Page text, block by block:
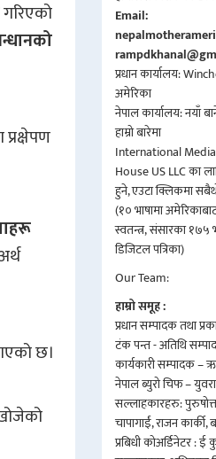
गरिएको
छ।
Email:
प्रधान कार्यालय:
अमेरिका
नेपाल कार्यालय: नयाँ
हाम्रो बारेमा
International
House US LLC का
हुने, एउटा क्लिकमा
(१० भाषामा
स्वतन्त्र, संसारका १७५
डिजिटल पत्रिका)
Our Team:
हाम्रो समूह :
प्रधान सम्पादक तथा
टंक पन्त - अतिथि
कार्यकारी सम्पादक –
नेपाल ब्युरो चिफ –
सल्लाहकारहरु:
चापागाईं, राजन
प्रबिधी कोअर्डिनेटर : ई